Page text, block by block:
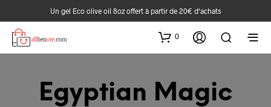
Un gel Eco olive oil 8oz offert à partir de 20€ d‘achats
0
Egyptian Magic